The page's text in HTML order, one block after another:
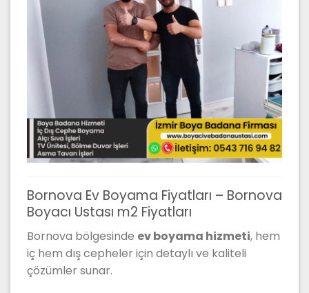
Bornova Ev Boyama Fiyatları – Bornova
Boyacı Ustası m2 Fiyatları
Bornova bölgesinde ev boyama hizmeti, hem
iç hem dış cepheler için detaylı ve kaliteli
çözümler sunar.